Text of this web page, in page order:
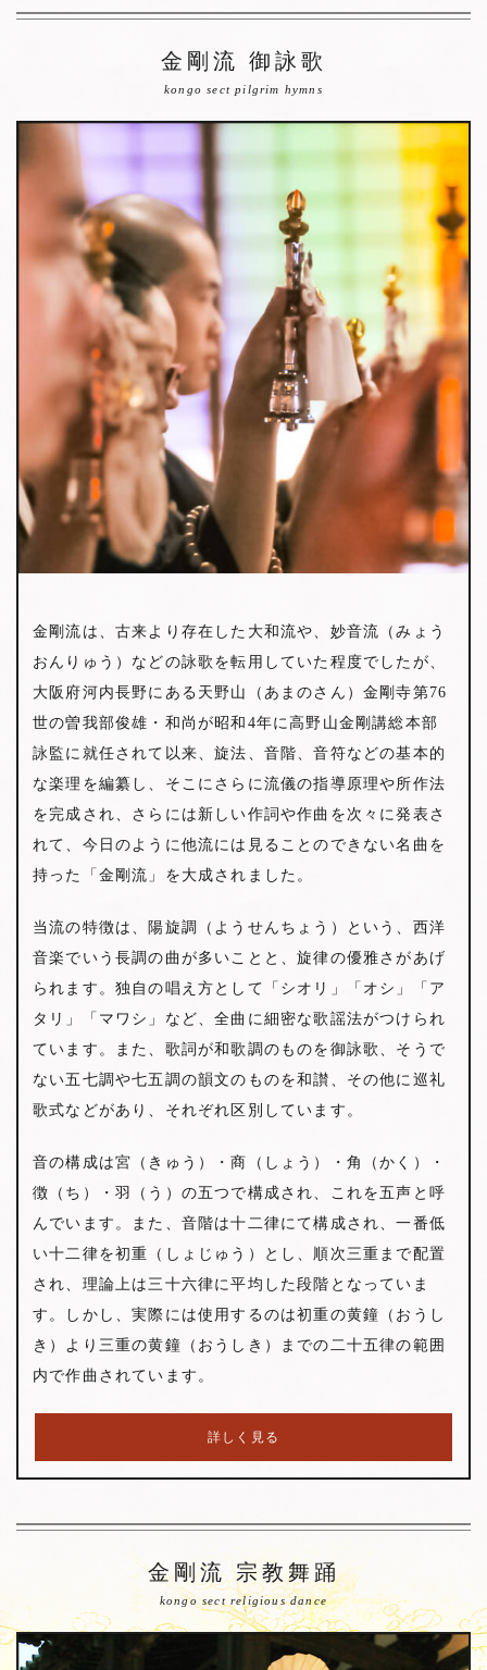
金剛流 御詠歌
kongo sect pilgrim hymns
金剛流は、古来より存在した大和流や、妙音流（みょう
おんりゅう）などの詠歌を転用していた程度でしたが、
大阪府河内長野にある天野山（あまのさん）金剛寺第76
世の曽我部俊雄・和尚が昭和4年に高野山金剛講総本部
詠監に就任されて以来、旋法、音階、音符などの基本的
な楽理を編纂し、そこにさらに流儀の指導原理や所作法
を完成され、さらには新しい作詞や作曲を次々に発表さ
れて、今日のように他流には見ることのできない名曲を
持った「金剛流」を大成されました。
当流の特徴は、陽旋調（ようせんちょう）という、西洋
音楽でいう長調の曲が多いことと、旋律の優雅さがあげ
られます。独自の唱え方として「シオリ」「オシ」「ア
タリ」「マワシ」など、全曲に細密な歌謡法がつけられ
ています。また、歌詞が和歌調のものを御詠歌、そうで
ない五七調や七五調の韻文のものを和讃、その他に巡礼
歌式などがあり、それぞれ区別しています。
音の構成は宮（きゅう）・商（しょう）・角（かく）・
徴（ち）・羽（う）の五つで構成され、これを五声と呼
んでいます。また、音階は十二律にて構成され、一番低
い十二律を初重（しょじゅう）とし、順次三重まで配置
され、理論上は三十六律に平均した段階となっていま
す。しかし、実際には使用するのは初重の黄鐘（おうし
き）より三重の黄鐘（おうしき）までの二十五律の範囲
内で作曲されています。
詳しく見る
金剛流 宗教舞踊
kongo sect religious dance